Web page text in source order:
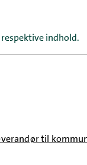
indhold.
til